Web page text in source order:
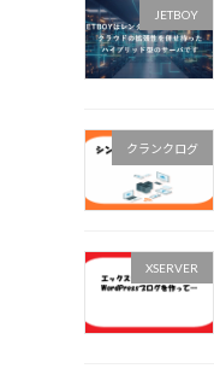
JETBOY
クランクログ
XSERVER